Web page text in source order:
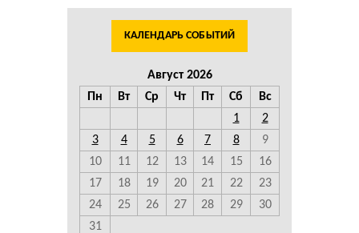
КАЛЕНДАРЬ СОБЫТИЙ
Август 2026
Пн
Вт Ср Чт Пт Сб
Вс
1
2
3
4 5 6 7 8
9
10
11 12 13 14 15
16
17
18 19 20 21 22
23
24
25 26 27 28 29
30
31